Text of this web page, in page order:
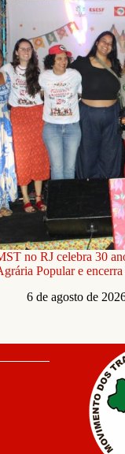
no RJ celebra 30
Popular e
6 de agosto de